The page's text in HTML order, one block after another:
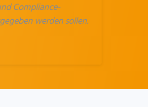
Compliance-
werden sollen.